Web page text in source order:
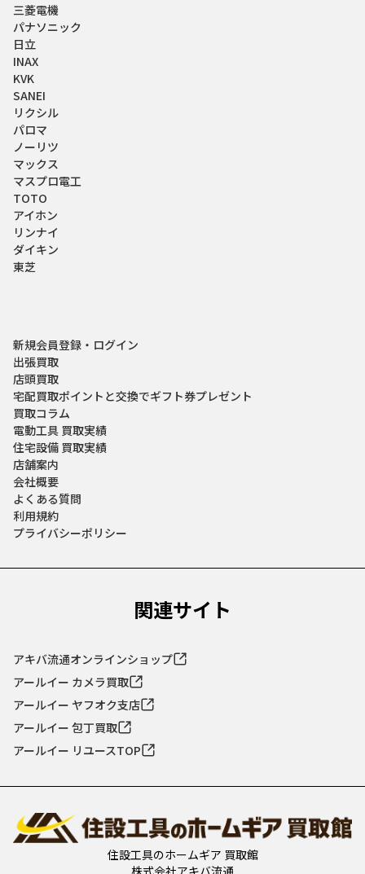
三菱電機
パナソニック
日立
INAX
KVK
SANEI
リクシル
パロマ
ノーリツ
マックス
マスプロ電工
TOTO
アイホン
リンナイ
ダイキン
東芝
新規会員登録・ログイン
出張買取
店頭買取
宅配買取ポイントと交換でギフト券プレゼント
買取コラム
電動工具 買取実績
住宅設備 買取実績
店舗案内
会社概要
よくある質問
利用規約
プライバシーポリシー
関連サイト
アキバ流通オンラインショップ
アールイー カメラ買取
アールイー ヤフオク支店
アールイー 包丁買取
アールイー リユースTOP
住設工具のホームギア 買取館
株式会社アキバ流通